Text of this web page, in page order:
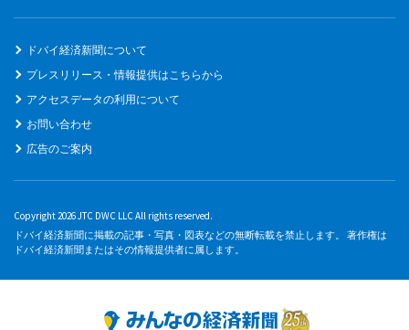
ドバイ経済新聞について
プレスリリース・情報提供はこちらから
アクセスデータの利用について
お問い合わせ
広告のご案内
Copyright 2026 JTC DWC LLC All rights reserved.
ドバイ経済新聞に掲載の記事・写真・図表などの無断転載を禁止します。 著作権は
ドバイ経済新聞またはその情報提供者に属します。